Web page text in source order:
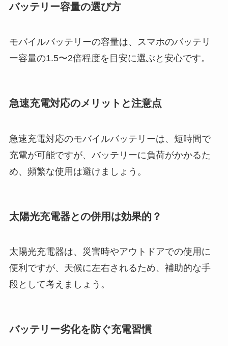
バッテリー容量の選び方
モバイルバッテリーの容量は、スマホのバッテリ
ー容量の1.5〜2倍程度を目安に選ぶと安心です。
急速充電対応のメリットと注意点
急速充電対応のモバイルバッテリーは、短時間で
充電が可能ですが、バッテリーに負荷がかかるた
め、頻繁な使用は避けましょう。
太陽光充電器との併用は効果的？
太陽光充電器は、災害時やアウトドアでの使用に
便利ですが、天候に左右されるため、補助的な手
段として考えましょう。
バッテリー劣化を防ぐ充電習慣